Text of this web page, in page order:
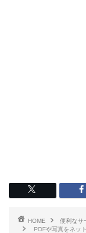
HOME
便利なサ
PDFや写真をネッ